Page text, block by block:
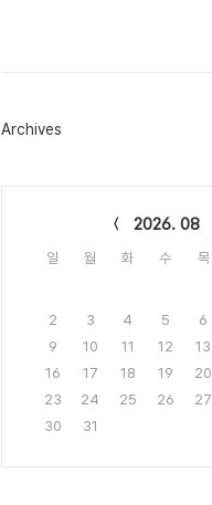
그
Archives
2026. 08
일 월 화 수 목
2
3 4 5 6
9
10 11 12 13
16
17 18 19 20
23
24 25 26 27
30
31